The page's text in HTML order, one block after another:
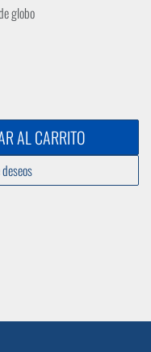
globo
AL CARRITO